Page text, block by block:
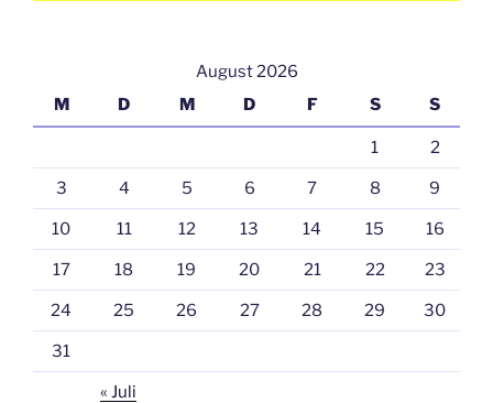
August 2026
M
D M D F S S
1 2
3 4 5 6 7 8 9
10 11 12 13 14 15 16
17 18 19 20 21 22 23
24 25 26 27 28 29 30
31
« Juli